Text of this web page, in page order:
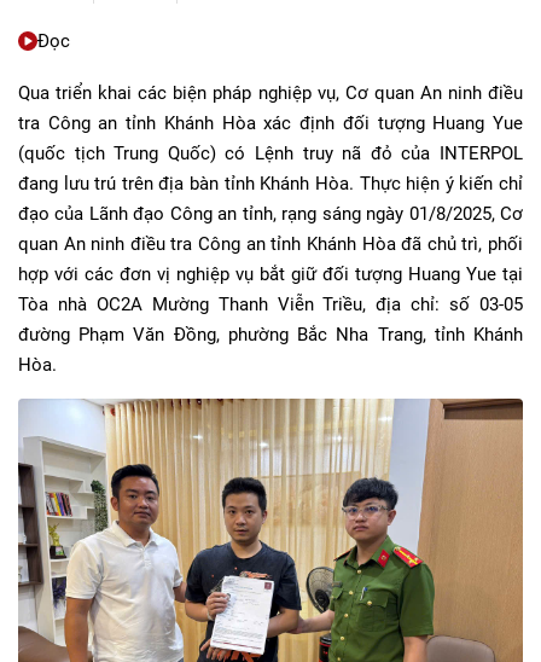
Đọc
Qua triển khai các biện pháp nghiệp vụ, Cơ quan An ninh điều
tra Công an tỉnh Khánh Hòa xác định đối tượng Huang Yue
(quốc tịch Trung Quốc) có Lệnh truy nã đỏ của INTERPOL
đang lưu trú trên địa bàn tỉnh Khánh Hòa. Thực hiện ý kiến chỉ
đạo của Lãnh đạo Công an tỉnh, rạng sáng ngày 01/8/2025, Cơ
quan An ninh điều tra Công an tỉnh Khánh Hòa đã chủ trì, phối
hợp với các đơn vị nghiệp vụ bắt giữ đối tượng Huang Yue tại
Tòa nhà OC2A Mường Thanh Viễn Triều, địa chỉ: số 03-05
đường Phạm Văn Đồng, phường Bắc Nha Trang, tỉnh Khánh
Hòa.